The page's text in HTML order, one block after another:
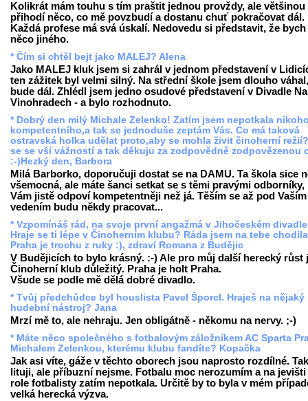
Kolikrát mám touhu s tím praštit jednou provždy, ale většinou
přihodí něco, co mě povzbudí a dostanu chuť pokračovat dál.
Každá profese má svá úskalí. Nedovedu si představit, že
něco jiného.
* Čím si chtěl bejt jako MALEJ? Alena
Jako MALEJ kluk jsem si zahrál v jednom představení v
ten zážitek byl velmi silný. Na střední škole jsem dlouho
bude dál. Zhlédl jsem jedno osudové představení v Divadle Na
Vinohradech - a bylo rozhodnuto.
* Dobrý den milý Michale Zelenko! Zatím jsem nepotkala
kompetentního,a tak se jednoduše zeptám Vás. Co má taková
ostravská holka udělat proto,aby se mohla živit činoherní
se se vší vážností a tak děkuju za zodpovědně zodpovězenou
:-)Hezký den, Barbora
Milá Barborko, doporučuji dostat se na DAMU. Ta škola sice
všemocná, ale máte šanci setkat se s těmi pravými odborníky,
Vám jistě odpoví kompetentněji než já. Těším se až pod Vaším
vedením budu někdy pracovat...
* Vzpomínáš rád, na svoje první angažmá v Jihočeském
Hraje se ti lépe v Činoherním klubu? Ráda jsem na tebe
Praha je trochu z ruky :), zdraví Romana z Budějic
V Budějicích to bylo krásný. :-) Ale pro můj další herecký růst
Činoherní klub důležitý. Praha je holt Praha.
Všude se podle mě dělá dobré divadlo.
* Tvůj předchůdce byl houslista Pavel Šporcl. Hraješ na nějaký
hudební nástroj? Jana
Mrzí mě to, ale nehraju. Jen obligátně - někomu na nervy. ;-)
* Máte něco společného s fotbalovým záložníkem AC Sparta
Michalem Zelenkou, kterému klubu fandíte? Kopačka
Jak asi víte, gáže v těchto oborech jsou naprosto rozdílné.
lituji, ale příbuzní nejsme. Fotbalu moc nerozumím a na jevišti
role fotbalisty zatím nepotkala. Určitě by to byla v mém
velká herecká výzva.